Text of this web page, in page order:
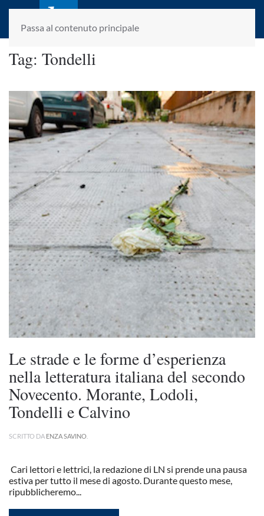
Passa al contenuto principale
laletteraturaenoi.it
fondato da Romano Luperini
Tag: Tondelli
Le strade e le forme d’esperienza
nella letteratura italiana del secondo
Novecento. Morante, Lodoli,
Tondelli e Calvino
SCRITTO DA ENZA SAVINO
Cari lettori e lettrici, la redazione di LN si prende una pausa
estiva per tutto il mese di agosto. Durante questo mese,
ripubblicheremo...